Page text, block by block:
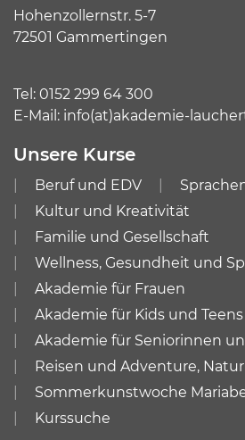
Hohenzollernstr. 5-7
72501 Gammertingen
Tel: 0152 299 64 300
E-Mail: info(at)akademie-
Unsere Kurse
Beruf und EDV
Kultur und Kreativität
Familie und Gesellschaft
Wellness, Gesundheit und
Akademie für Frauen
Akademie für Kids und Teens
Akademie für Seniorinnen
Reisen und Adventure,
Sommerkunstwoche
Kurssuche